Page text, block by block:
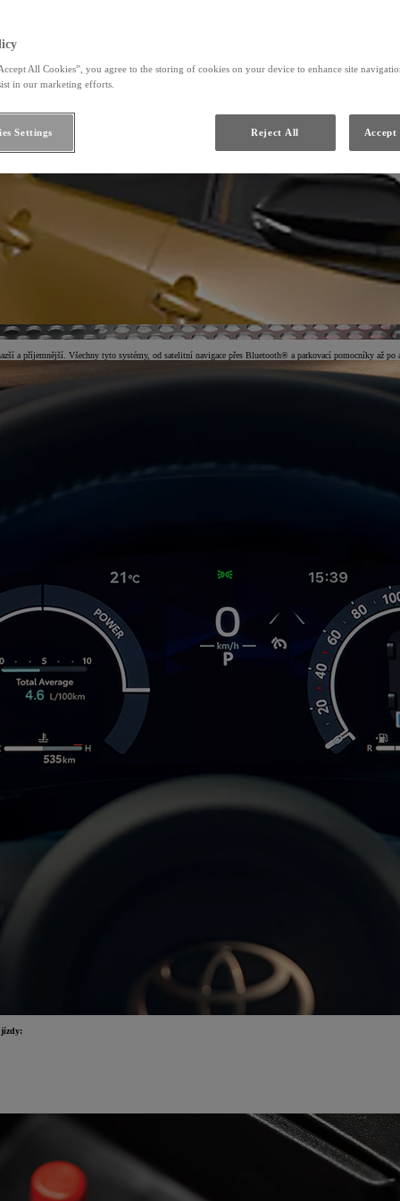
a příjemnější. Všechny tyto systémy, od satelitní navigace přes Bluetooth® a parkovací pomocníky až
jízdy:
All Cookies”, you agree to the storing of cookies on your device to enhance site
in our marketing efforts.
Reject All
Settings